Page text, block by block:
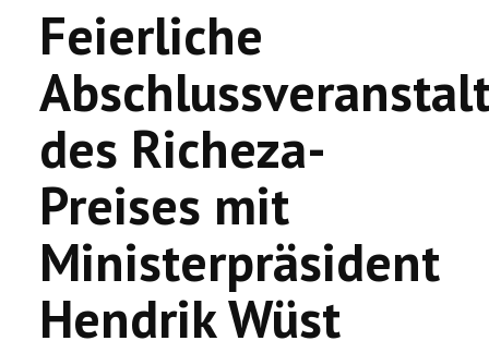
AKTUELLE TERMINE
VERÖFFENTLICHUNGEN
CHRONOLOGIE
KORONOWO
BILDERGALERIEN
WIR ÜBER UNS
Feierliche
des Richeza-
Preises mit
Ministerpräsident
Hendrik Wüst